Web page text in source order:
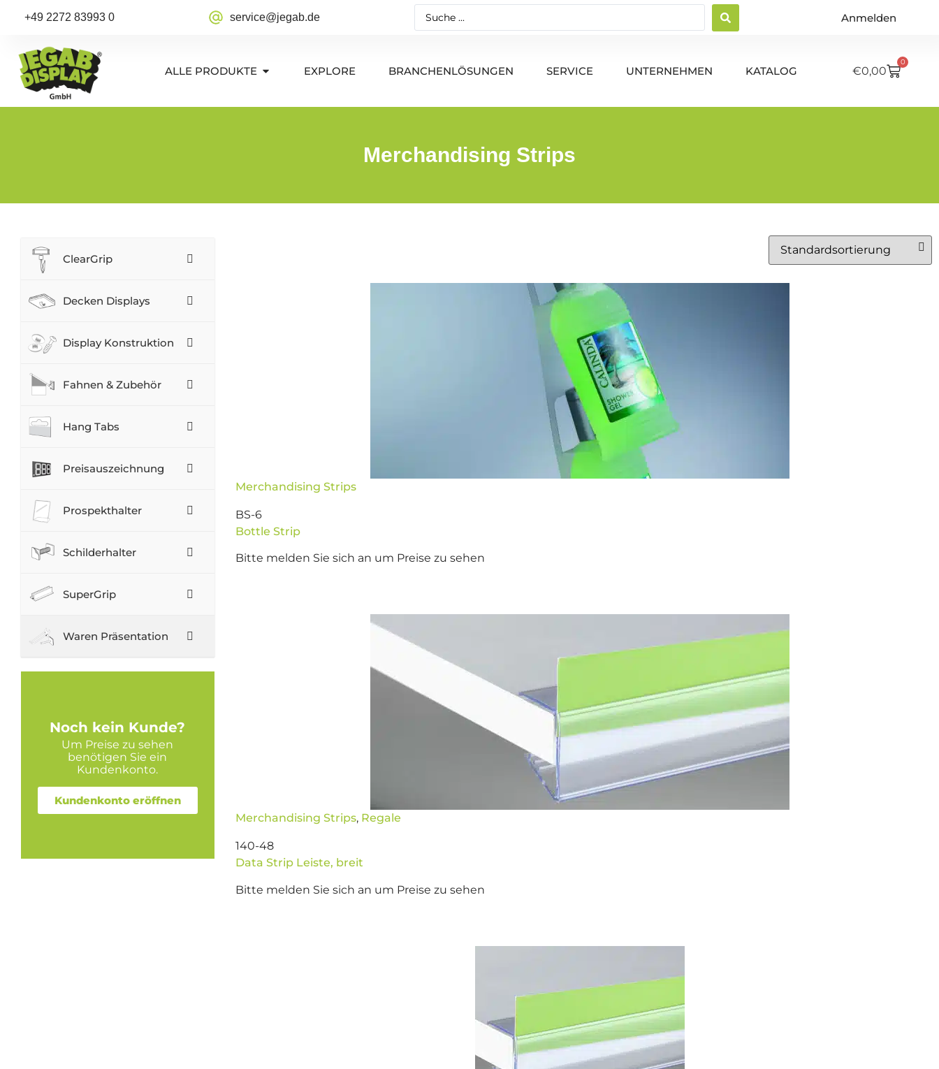
+49 2272 83993 0 service@jegab.de Anmelden
ALLE PRODUKTE EXPLORE BRANCHENLÖSUNGEN SERVICE UNTERNEHMEN KATALOG €0,00
0
Merchandising Strips
ClearGrip
Decken Displays
Display Konstruktion
Fahnen & Zubehör
Hang Tabs
Preisauszeichnung
Prospekthalter
Schilderhalter
SuperGrip
Waren Präsentation
Noch kein Kunde?
Um Preise zu sehen
benötigen Sie ein
Kundenkonto.
Kundenkonto eröffnen
Merchandising Strips
BS-6
Bottle Strip
Bitte melden Sie sich an um Preise zu sehen
Merchandising Strips, Regale
140-48
Data Strip Leiste, breit
Bitte melden Sie sich an um Preise zu sehen